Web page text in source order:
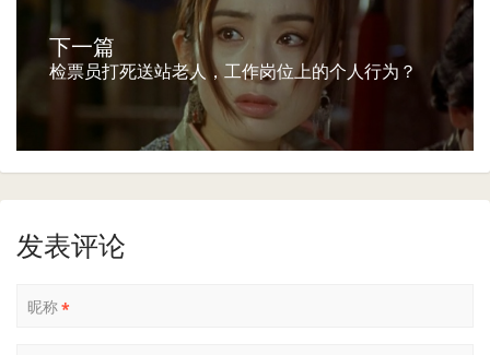
下一篇
检票员打死送站老人，工作岗位上的个人行为？
发表评论
昵称*